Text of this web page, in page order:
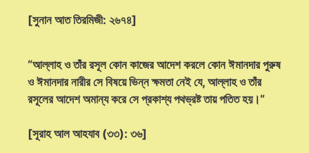
[সুনান আত তিরমিজী: ২৬৭৪]
“আল্লাহ ও তাঁর রসূল কোন কাজের আদেশ করলে কোন ঈমানদার পুরুষ
ও ঈমানদার নারীর সে বিষয়ে ভিন্ন ক্ষমতা নেই যে, আল্লাহ ও তাঁর
রসূলের আদেশ অমান্য করে সে প্রকাশ্য পথভ্রষ্ট তায় পতিত হয়।”
[সূরাহ আল আহযাব (৩৩): ৩৬]